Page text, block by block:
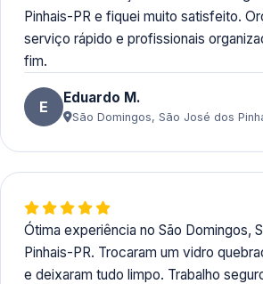
Pinhais-PR e fiquei muito satisfeito.
serviço rápido e profissionais
fim.
E Eduardo M.
São Domingos, São José dos
Ótima experiência no São Domingos,
Pinhais-PR. Trocaram um vidro
e deixaram tudo limpo. Trabalho